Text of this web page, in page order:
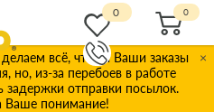
всё, чтобы Ваши заказы
но, из-за перебоев в работе
задержки отправки посылок.
Ваше понимание!
×
0